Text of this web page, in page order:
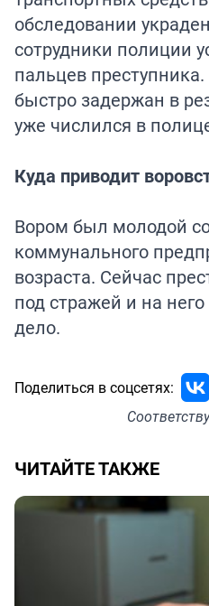
обследовании
сотрудники полиции
пальцев
быстро задержан в
уже числился в
Куда приводит
Вором был молодой
коммунального
возраста. Сейчас
под стражей и на
дело.
Поделиться в соцсетях:
ЧИТАЙТЕ ТАКЖЕ